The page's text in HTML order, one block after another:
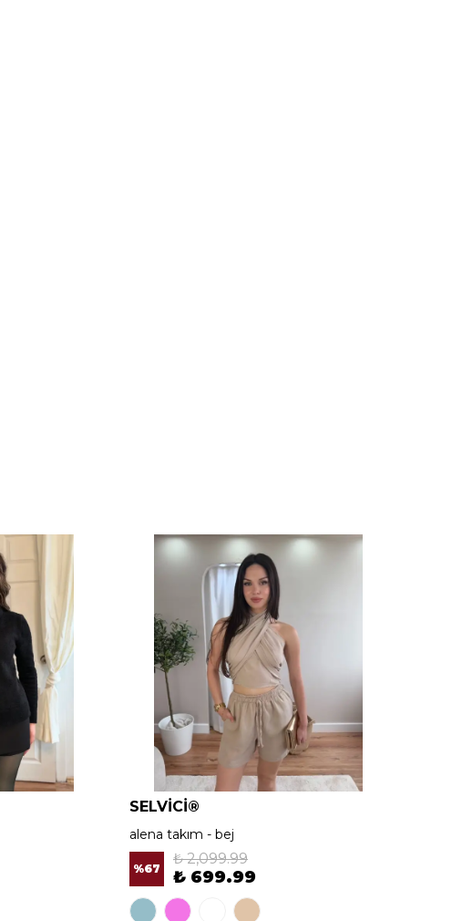
SELVİCİ®
alena takım - bej
%67
₺ 2,099.99
₺ 699.99